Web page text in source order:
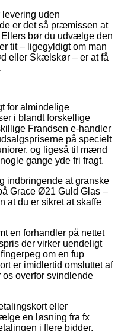
uden
er det så præmissen at
bør du udvælge den
tit – ligegyldigt om man
eller Skælskør – er at få
for almindelige
i blandt forskellige
Frandsen e-handler
på specielt
og ligeså til mænd
gange yde fri fragt.
indbringende at granske
Grace Ø21 Guld Glas –
at du er sikret at skaffe
en forhandler på nettet
der virker uendeligt
om en fup
er imidlertid omsluttet af
overfor svindlende
eller
en løsning fra fx
i flere bidder.